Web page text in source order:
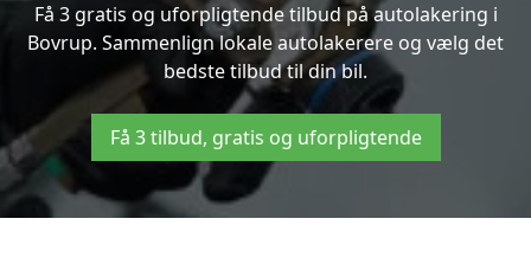
Få 3 gratis og uforpligtende tilbud på autolakering i
Bovrup. Sammenlign lokale autolakerere og vælg det
bedste tilbud til din bil.
Få 3 tilbud, gratis og uforpligtende